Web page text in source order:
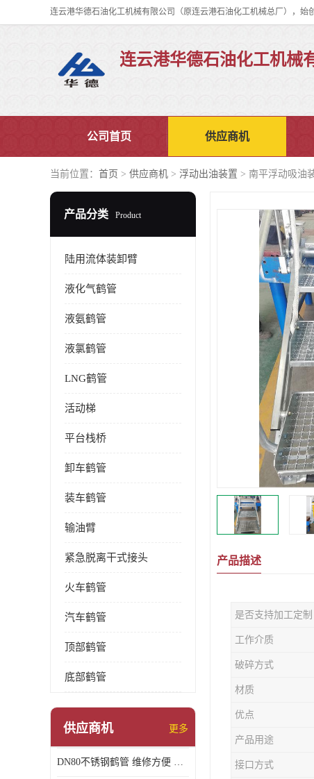
连云港华德石油化工机械
公司首页 供应商机
当前位置： 首页 > 供应商机 > 浮动出油装置 > 南平浮动吸油
产品分类 Product
陆用流体装卸臂
液化气鹤管
液氨鹤管
液氯鹤管
LNG鹤管
活动梯
平台栈桥
卸车鹤管
装车鹤管
输油臂
紧急脱离干式接头
火车鹤管
汽车鹤管
顶部鹤管
底部鹤管
供应商机 更多
DN80不锈钢鹤管 维修方便 提高输送效率
产品描述
是否支持加工定制
工作介质
破碎方式
材质
优点
产品用途
接口方式